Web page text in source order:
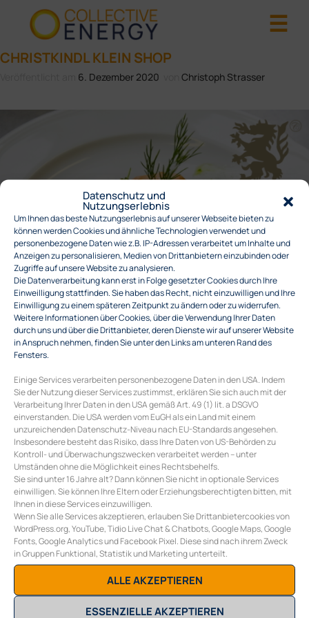
Datenschutz und
Nutzungserlebnis
Um Ihnen das beste Nutzungserlebnis auf unserer Webseite bieten zu
können werden Cookies und ähnliche Technologien verwendet und
personenbezogene Daten wie z.B. IP-Adressen verarbeitet um Inhalte und
Anzeigen zu personalisieren, Medien von Drittanbietern einzubinden oder
Zugriffe auf unsere Website zu analysieren.
Die Datenverarbeitung kann erst in Folge gesetzter Cookies durch Ihre
Einweilligung stattfinden. Sie haben das Recht, nicht einzuwilligen und Ihre
Einwilligung zu einem späteren Zeitpunkt zu ändern oder zu widerrufen.
Weitere Informationen über Cookies, über die Verwendung Ihrer Daten
durch uns und über die Drittanbieter, deren Dienste wir auf unserer Website
in Anspruch nehmen, finden Sie unter den Links am unteren Rand des
Fensters.
Einige Services verarbeiten personenbezogene Daten in den USA. Indem
Sie der Nutzung dieser Services zustimmst, erklären Sie sich auch mit der
Verarbeitung Ihrer Daten in den USA gemäß Art. 49 (1) lit. a DSGVO
einverstanden. Die USA werden vom EuGH als ein Land mit einem
unzureichenden Datenschutz-Niveau nach EU-Standards angesehen.
Insbesondere besteht das Risiko, dass Ihre Daten von US-Behörden zu
Kontroll- und Überwachungszwecken verarbeitet werden – unter
Umständen ohne die Möglichkeit eines Rechtsbehelfs.
Sie sind unter 16 Jahre alt? Dann können Sie nicht in optionale Services
einwilligen. Sie können Ihre Eltern oder Erziehungsberechtigten bitten, mit
Ihnen in diese Services einzuwilligen.
Wenn Sie alle Services akzeptieren, erlauben Sie Drittanbietercookies von
WordPress.org, YouTube, Tidio Live Chat & Chatbots, Google Maps, Google
Fonts, Google Analytics und Facebook Pixel. Diese sind nach ihrem Zweck
in Gruppen Funktional, Statistik und Marketing unterteilt.
ALLE AKZEPTIEREN
ESSENZIELLE AKZEPTIEREN
CHRISTKINDL KLEIN SHOP
6. Dezember 2020 Christoph Strasser
COLLECTIVE ENERGY GMBH
Burggasse 117/10
A-1070 Wien
Eoffice@collective-energy.at
T+43 (0) 1 311 28 01